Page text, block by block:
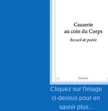
Cliquez sur l'image
ci-dessus pour en
savoir plus...